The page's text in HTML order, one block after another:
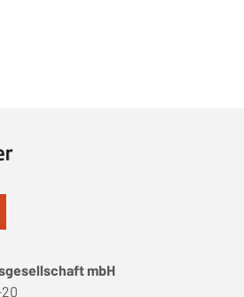
mbH